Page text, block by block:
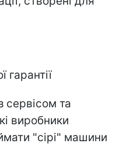
гарантії
та
виробники
"сірі" машини